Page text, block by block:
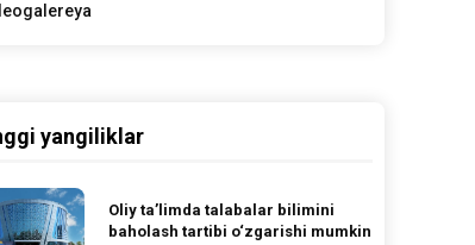
yangiliklar
Oliy ta’limda talabalar bilimini
baholash tartibi o‘zgarishi mumkin